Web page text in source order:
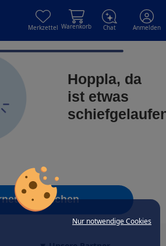
Nur notwendige Cookies
Merkzettel Warenkorb Chat Anmelden
Hoppla, da
ist etwas
versuchen